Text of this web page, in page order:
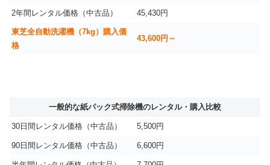
2年間レンタル価格（中古品） 45,430円
東芝全自動洗濯機（7kg）購入価
格
43,600円～
一般的な紙パック式掃除機のレンタル・購入比較
30日間レンタル価格（中古品） 5,500円
90日間レンタル価格（中古品） 6,600円